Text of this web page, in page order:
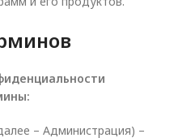
– Администрация) –